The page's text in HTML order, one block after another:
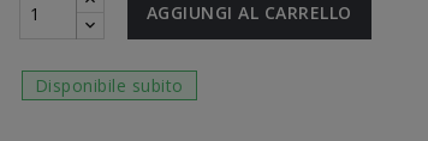
AGGIUNGI AL CARRELLO
Disponibile subito